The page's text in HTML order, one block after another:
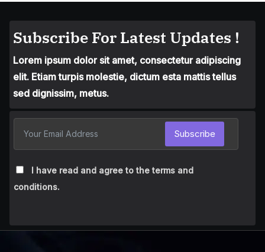
Subscribe For Latest Updates !
Lorem ipsum dolor sit amet, consectetur adipiscing
elit. Etiam turpis molestie, dictum esta mattis tellus
sed dignissim, metus.
I have read and agree to the terms and
conditions.
Subscribe